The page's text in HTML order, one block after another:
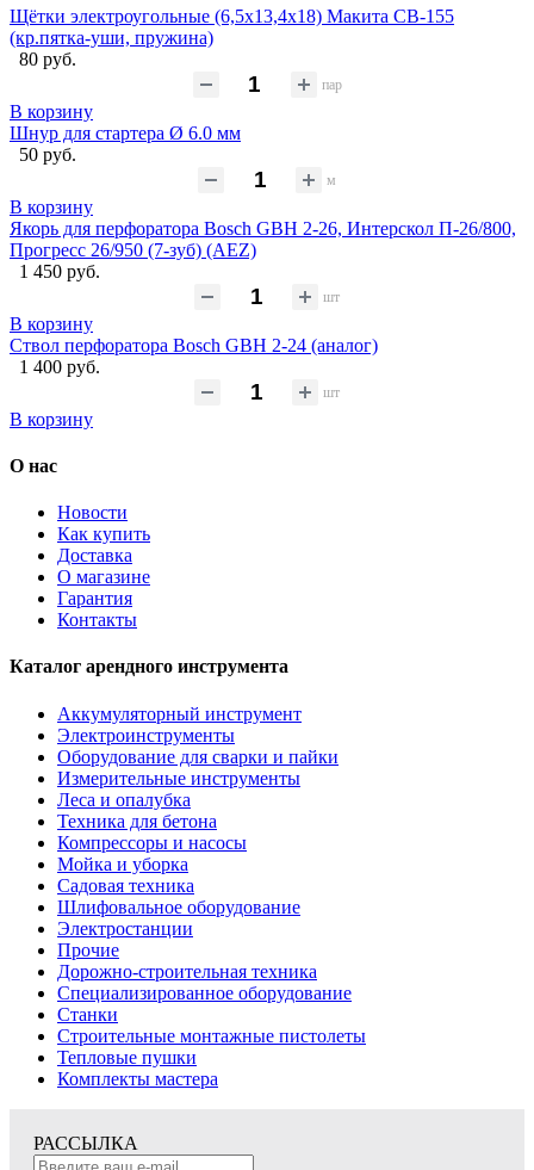
Щётки электроугольные (6,5х13,4х18) Макита CB-155
(кр.пятка-уши, пружина)
80 руб.
пар
В корзину
Шнур для стартера Ø 6.0 мм
50 руб.
м
В корзину
Якорь для перфоратора Bosch GBH 2-26, Интерскол П-26/800,
Прогресс 26/950 (7-зуб) (AEZ)
1 450 руб.
шт
В корзину
Ствол перфоратора Bosch GBH 2-24 (аналог)
1 400 руб.
шт
В корзину
О нас
Новости
Как купить
Доставка
О магазине
Гарантия
Контакты
Каталог арендного инструмента
Аккумуляторный инструмент
Электроинструменты
Оборудование для сварки и пайки
Измерительные инструменты
Леса и опалубка
Техника для бетона
Компрессоры и насосы
Мойка и уборка
Садовая техника
Шлифовальное оборудование
Электростанции
Прочие
Дорожно-строительная техника
Специализированное оборудование
Станки
Строительные монтажные пистолеты
Тепловые пушки
Комплекты мастера
РАССЫЛКА